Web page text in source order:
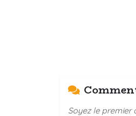
Soyez le premier